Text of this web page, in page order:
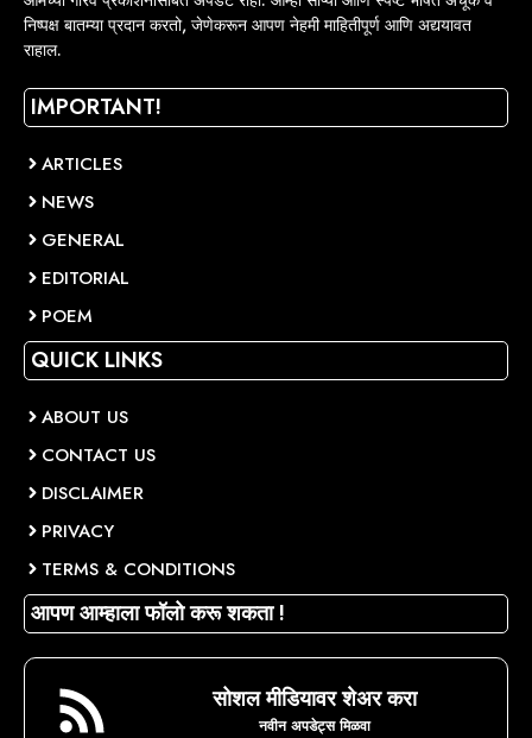
निष्पक्ष बातम्या प्रदान करतो, जेणेकरून आपण नेहमी माहितीपूर्ण आणि अद्ययावत
राहाल.
IMPORTANT!
ARTICLES
NEWS
GENERAL
EDITORIAL
POEM
QUICK LINKS
ABOUT US
CONTACT US
DISCLAIMER
PRIVACY
TERMS & CONDITIONS
आपण आम्हाला फॉलो करू शकता !
सोशल मीडियावर शेअर करा
नवीन अपडेट्स मिळवा